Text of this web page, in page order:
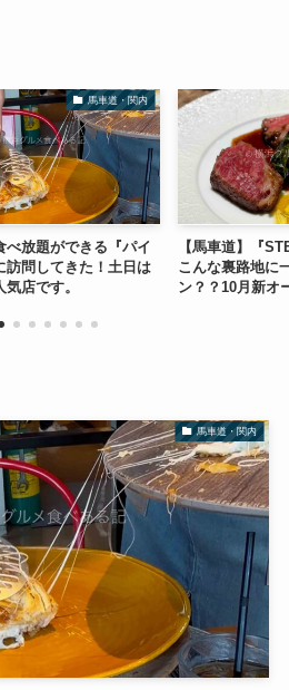
馬車道・関内
べ放題ができる『パイ
訪問してきた！土日は
店です。
【馬車道】『
こんな裏路地に
ン？？10月新オ
馬車道・関内